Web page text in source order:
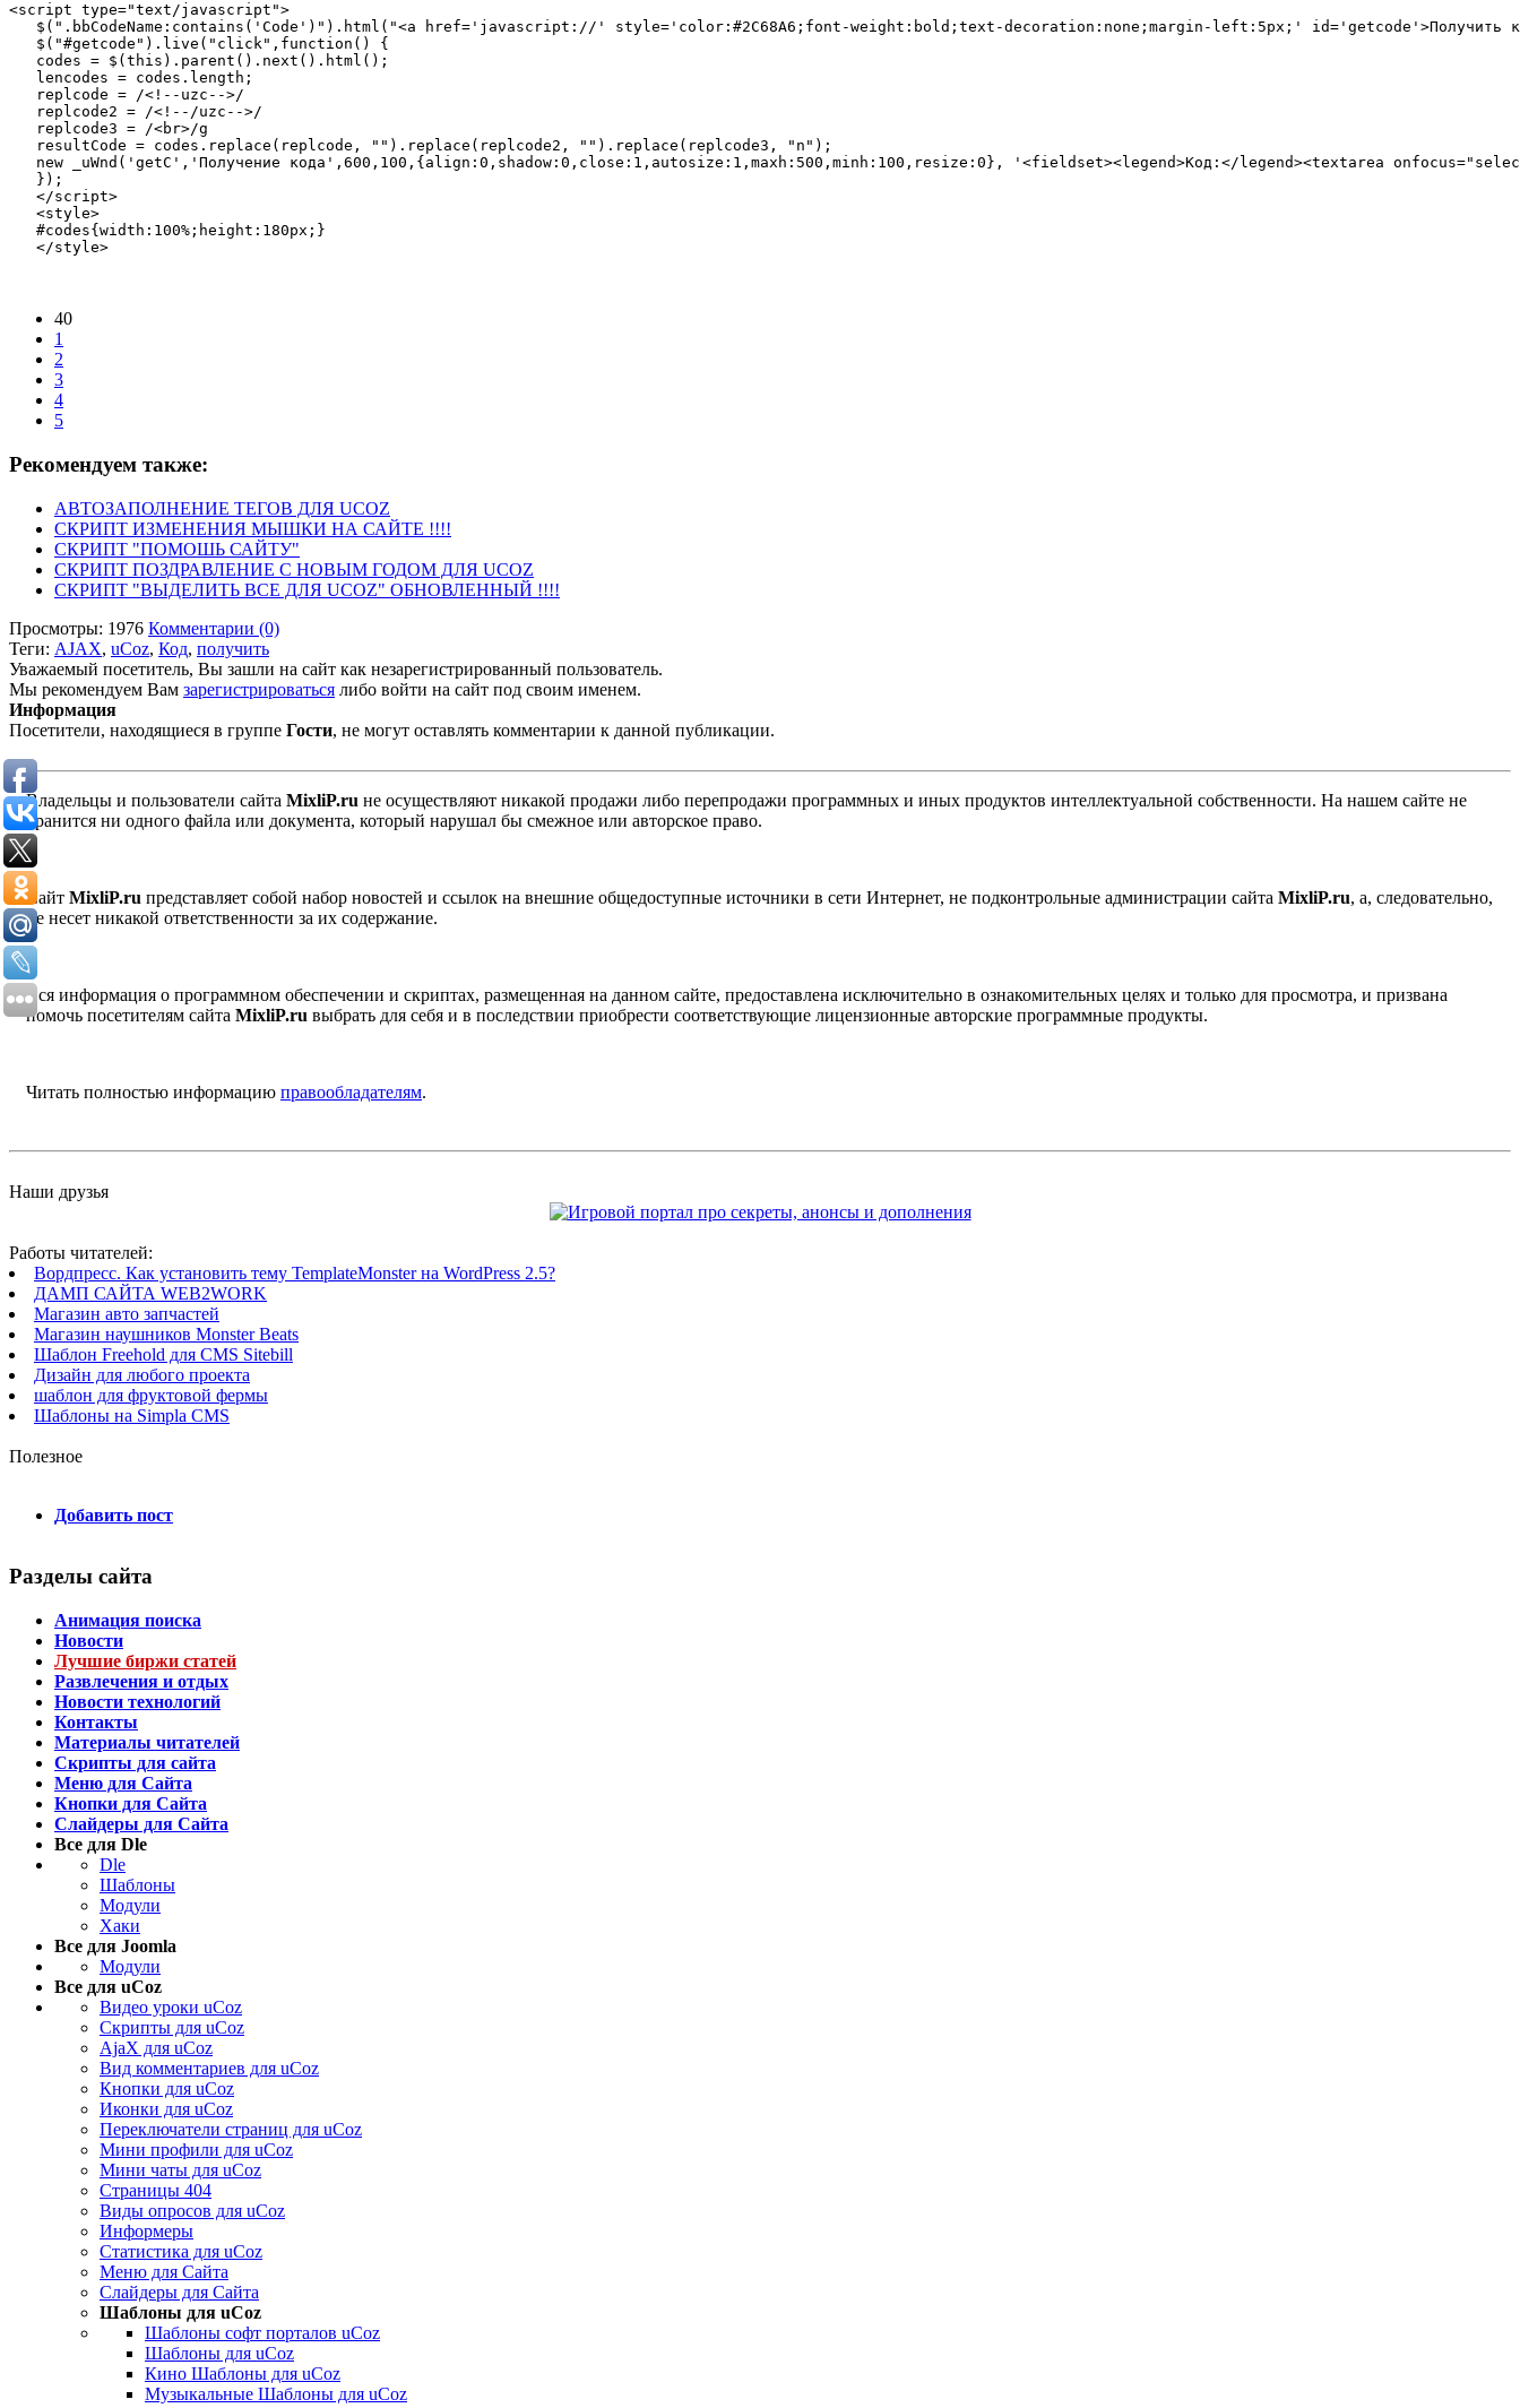
<script type="text/javascript">
$(".bbCodeName:contains('Code')").html("<a href='javascript://' style='color:#2C68A6;font-weight:bold;text-decoration:none;margin-left:5px;'
   $("#getcode").live("click",function() {
   codes = $(this).parent().next().html();
   lencodes = codes.length;
   replcode = /<!--uzc-->/
   replcode2 = /<!--/uzc-->/
   replcode3 = /<br>/g
   resultCode = codes.replace(replcode, "").replace(replcode2, "").replace(replcode3, "n");
new _uWnd('getC','Получение кода',600,100,{align:0,shadow:0,close:1,autosize:1,maxh:500,minh:100,resize:0}, '<fieldset><legend>Код:</legend><textarea
   });
   </script>
   <style>
   #codes{width:100%;height:180px;}
   </style>
40
1
2
3
4
5
Рекомендуем также:
АВТОЗАПОЛНЕНИЕ ТЕГОВ ДЛЯ UCOZ
СКРИПТ ИЗМЕНЕНИЯ МЫШКИ НА САЙТЕ !!!!
СКРИПТ "ПОМОШЬ САЙТУ"
СКРИПТ ПОЗДРАВЛЕНИЕ С НОВЫМ ГОДОМ ДЛЯ UCOZ
СКРИПТ "ВЫДЕЛИТЬ ВСЕ ДЛЯ UCOZ" ОБНОВЛЕННЫЙ !!!!
Просмотры: 1976 Комментарии (0)
Теги: AJAX, uCoz, Код, получить
Уважаемый посетитель, Вы зашли на сайт как незарегистрированный пользователь.
Мы рекомендуем Вам зарегистрироваться либо войти на сайт под своим именем.
Информация
Посетители, находящиеся в группе Гости, не могут оставлять комментарии к данной публикации.
Владельцы и пользователи сайта MixliP.ru не осуществляют никакой продажи либо перепродажи программных и иных продуктов интеллектуальной собственности. На нашем сайте не
хранится ни одного файла или документа, который нарушал бы смежное или авторское право.
Сайт MixliP.ru представляет собой набор новостей и ссылок на внешние общедоступные источники в сети Интернет, не подконтрольные администрации сайта MixliP.ru, а, следовательно,
не несет никакой ответственности за их содержание.
Вся информация о программном обеспечении и скриптах, размещенная на данном сайте, предоставлена исключительно в ознакомительных целях и только для просмотра, и призвана
помочь посетителям сайта MixliP.ru выбрать для себя и в последствии приобрести соответствующие лицензионные авторские программные продукты.
Читать полностью информацию правообладателям.
Наши друзья
Работы читателей:
Вордпресс. Как установить тему TemplateMonster на WordPress 2.5?
ДАМП САЙТА WEB2WORK
Магазин авто запчастей
Магазин наушников Monster Beats
Шаблон Freehold для CMS Sitebill
Дизайн для любого проекта
шаблон для фруктовой фермы
Шаблоны на Simpla CMS
Полезное
Добавить пост
Разделы сайта
Анимация поиска
Новости
Лучшие биржи статей
Развлечения и отдых
Новости технологий
Контакты
Материалы читателей
Скрипты для сайта
Меню для Сайта
Кнопки для Сайта
Слайдеры для Сайта
Все для Dle
Dle
Шаблоны
Модули
Хаки
Все для Joomla
Модули
Все для uCoz
Видео уроки uCoz
Скрипты для uCoz
AjaX для uCoz
Вид комментариев для uCoz
Кнопки для uCoz
Иконки для uCoz
Переключатели страниц для uCoz
Мини профили для uCoz
Мини чаты для uCoz
Страницы 404
Виды опросов для uCoz
Информеры
Статистика для uCoz
Меню для Сайта
Слайдеры для Сайта
Шаблоны для uCoz
Шаблоны софт порталов uCoz
Шаблоны для uCoz
Кино Шаблоны для uCoz
Музыкальные Шаблоны для uCoz